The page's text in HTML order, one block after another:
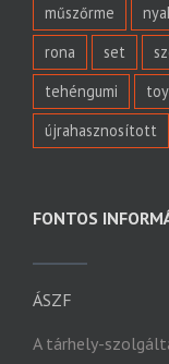
műszőrme
rona
set
tehéngumi
toy
újrahasznosított
FONTOS
ÁSZF
A tárhely-